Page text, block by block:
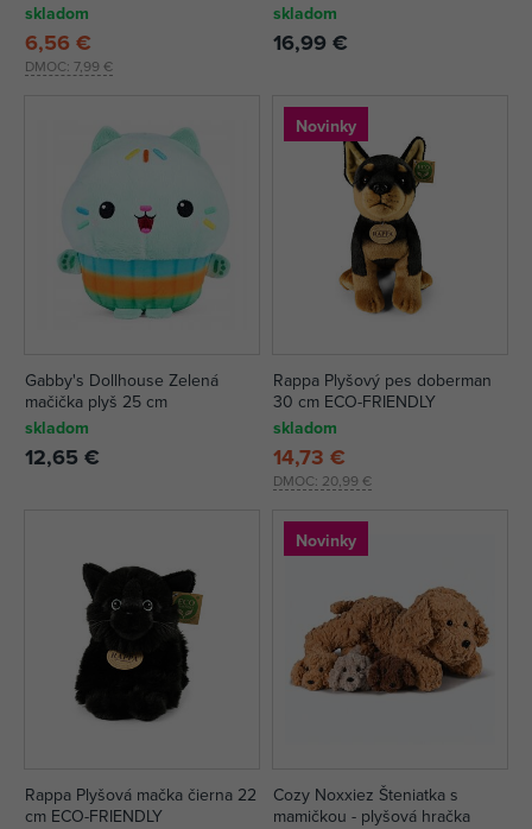
skladom
DMOC: 7,99 €
6,56 €
skladom
16,99 €
Gabby's Dollhouse Zelená
mačička plyš 25 cm
skladom
12,65 €
Novinky
Rappa Plyšový pes doberman
30 cm ECO-FRIENDLY
skladom
DMOC: 20,99 €
14,73 €
Rappa Plyšová mačka čierna 22
cm ECO-FRIENDLY
Novinky
Cozy Noxxiez Šteniatka s
mamičkou - plyšová hračka